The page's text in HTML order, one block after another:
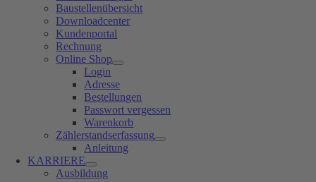
Baustellenübersicht
Downloadcenter
Kundenportal
Rechnung
Online Shop
Login
Adresse
Bestellungen
Passwort vergessen
Warenkorb
Zählerstandserfassung
Anleitung
KARRIERE
Ausbildung